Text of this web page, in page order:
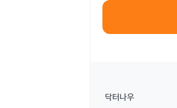
닥터나우